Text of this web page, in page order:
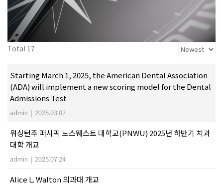
Total 17
Starting March 1, 2025, the American Dental Association
(ADA) will implement a new scoring model for the Dental
Admissions Test
admin | 2025.03.07
워싱턴주 퍼시픽 노스웨스트 대학교(PNWU) 2025년 하반기 치과
대학 개교
admin | 2025.07.24
Alice L. Walton 의과대 개교